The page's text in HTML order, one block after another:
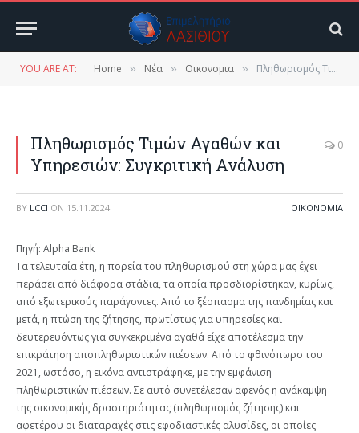
YOU ARE AT: Home » Νέα » Οικονομια » Πληθωρισμός Τιμών Αγαθών και Υπηρεσιών: Συγκριτική Ανάλυση
Πληθωρισμός Τιμών Αγαθών και
Υπηρεσιών: Συγκριτική Ανάλυση
0
BY LCCI ON 15.11.2024 ΟΙΚΟΝΟΜΙΑ
Πηγή: Alpha Bank
Τα τελευταία έτη, η πορεία του πληθωρισμού στη χώρα μας έχει
περάσει από διάφορα στάδια, τα οποία προσδιορίστηκαν, κυρίως,
από εξωτερικούς παράγοντες. Από το ξέσπασμα της πανδημίας και
μετά, η πτώση της ζήτησης, πρωτίστως για υπηρεσίες και
δευτερευόντως για συγκεκριμένα αγαθά είχε αποτέλεσμα την
επικράτηση αποπληθωριστικών πιέσεων. Από το φθινόπωρο του
2021, ωστόσο, η εικόνα αντιστράφηκε, με την εμφάνιση
πληθωριστικών πιέσεων. Σε αυτό συνετέλεσαν αφενός η ανάκαμψη
της οικονομικής δραστηριότητας (πληθωρισμός ζήτησης) και
αφετέρου οι διαταραχές στις εφοδιαστικές αλυσίδες, οι οποίες